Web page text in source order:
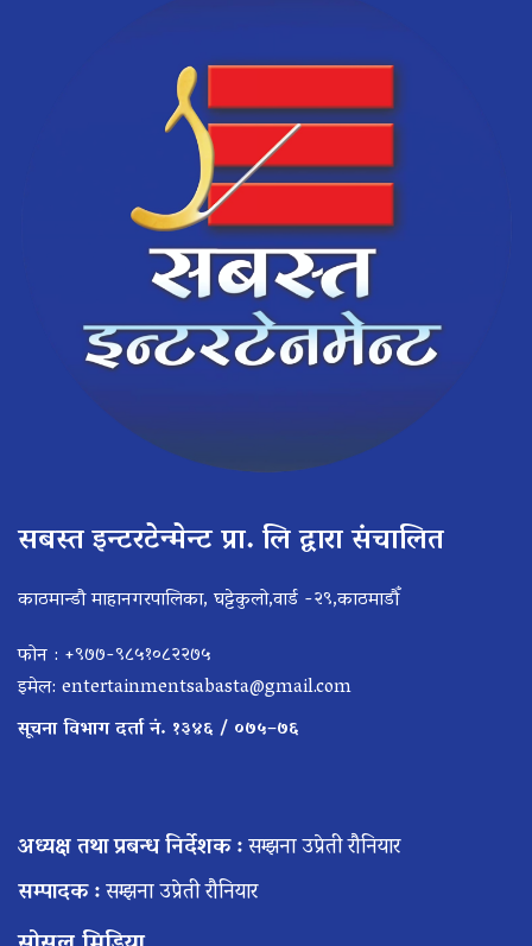
सबस्त इन्टरटेन्मेन्ट प्रा. लि द्वारा संचालित
काठमान्डौ माहानगरपालिका, घट्टेकुलो,वार्ड -२९,काठमाडौँ
फोन : +९७७-९८५१०८२२७५
इमेल: entertainmentsabasta@gmail.com
सूचना विभाग दर्ता नं. १३४६ / ०७५–७६
अध्यक्ष तथा प्रबन्ध निर्देशक :सम्झना उप्रेती रौनियार
सम्पादक :सम्झना उप्रेती रौनियार